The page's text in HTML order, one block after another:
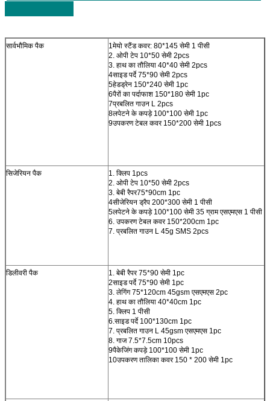
सार्वभौमिक पैक
1मेयो स्टैंड कवर: 80*145 सेमी 1 पीसी
2. ओपी टेप 10*50 सेमी 2pcs
3. हाथ का तौलिया 40*40 सेमी 2pcs
4साइड पर्दे 75*90 सेमी 2pcs
5हेडड्रेन 150*240 सेमी 1pc
6पैरों का पर्दाफाश 150*180 सेमी 1pc
7प्रबलित गाउन L 2pcs
8लपेटने के कपड़े 100*100 सेमी 1pc
9उपकरण टेबल कवर 150*200 सेमी 1pcs
सिजेरियन पैक
1. क्लिप 1pcs
2. ओपी टेप 10*50 सेमी 2pcs
3. बेबी रैपर75*90cm 1pc
4सीजेरियन ड्रैप 200*300 सेमी 1 पीसी
5लपेटने के कपड़े 100*100 सेमी 35 ग्राम एसएमएस 1 पीसी
6. उपकरण टेबल कवर 150*200cm 1pc
7. प्रबलित गाउन L 45g SMS 2pcs
डिलीवरी पैक
1. बेबी रैपर 75*90 सेमी 1pc
2साइड पर्दे 75*90 सेमी 1pc
3. लेगिंग 75*120cm 45gsm एसएमएस 2pc
4. हाथ का तौलिया 40*40cm 1pc
5. क्लिप 1 पीसी
6.साइड पर्दे 100*130cm 1pc
7. प्रबलित गाउन L 45gsm एसएमएस 1pc
8. गाज 7.5*7.5cm 10pcs
9पैकेजिंग कपड़े 100*100 सेमी 1pc
10उपकरण तालिका कवर 150 * 200 सेमी 1pc